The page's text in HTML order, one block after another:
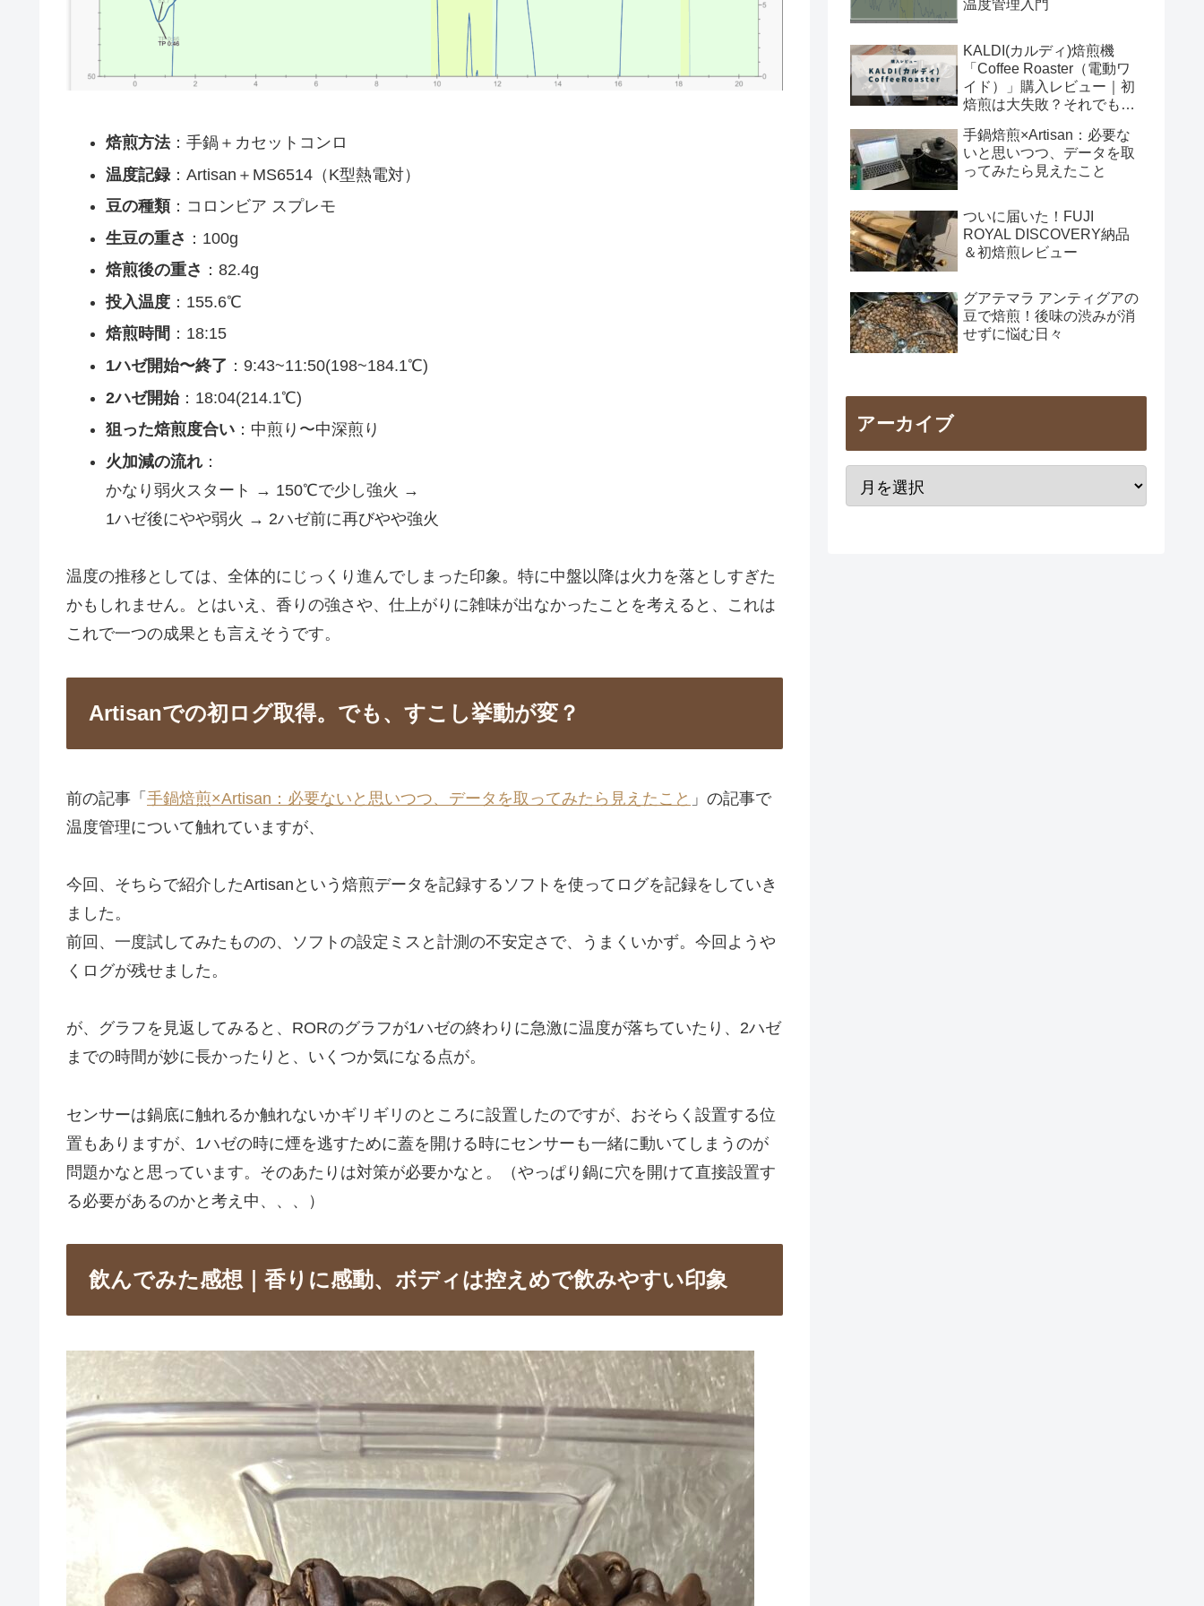
焙煎方法：手鍋＋カセットコンロ
温度記録：Artisan＋MS6514（K型熱電対）
豆の種類：コロンビア スプレモ
生豆の重さ ：100g
焙煎後の重さ ：82.4g
投入温度：155.6℃
焙煎時間 ：18:15
1ハゼ開始〜終了 ：9:43~11:50(198~184.1℃)
2ハゼ開始：18:04(214.1℃)
狙った焙煎度合い：中煎り〜中深煎り
火加減の流れ：
かなり弱火スタート → 150℃で少し強火 →
1ハゼ後にやや弱火 → 2ハゼ前に再びやや強火
温度の推移としては、全体的にじっくり進んでしまった印象。特に中盤以降は火力を落としすぎた
かもしれません。とはいえ、香りの強さや、仕上がりに雑味が出なかったことを考えると、これは
これで一つの成果とも言えそうです。
Artisanでの初ログ取得。でも、すこし挙動が変？
前の記事「 手鍋焙煎×Artisan：必要ないと思いつつ、データを取ってみたら見えたこと 」の記事で
温度管理について触れていますが、
今回、そちらで紹介したArtisanという焙煎データを記録するソフトを使ってログを記録をしていき
ました。
前回、一度試してみたものの、ソフトの設定ミスと計測の不安定さで、うまくいかず。今回ようや
くログが残せました。
が、グラフを見返してみると、RORのグラフが1ハゼの終わりに急激に温度が落ちていたり、2ハゼ
までの時間が妙に長かったりと、いくつか気になる点が。
センサーは鍋底に触れるか触れないかギリギリのところに設置したのですが、おそらく設置する位
置もありますが、1ハゼの時に煙を逃すために蓋を開ける時にセンサーも一緒に動いてしまうのが
問題かなと思っています。そのあたりは対策が必要かなと。（やっぱり鍋に穴を開けて直接設置す
る必要があるのかと考え中、、、）
飲んでみた感想｜香りに感動、ボディは控えめで飲みやすい印象
温度管理入門
KALDI(カルディ)焙煎機
「Coffee Roaster（電動ワ
イド）」購入レビュー｜初
焙煎は大失敗？それでも見
手鍋焙煎×Artisan：必要な
いと思いつつ、データを取
ってみたら見えたこと
ついに届いた！FUJI
ROYAL DISCOVERY納品
＆初焙煎レビュー
グアテマラ アンティグアの
豆で焙煎！後味の渋みが消
せずに悩む日々
アーカイブ